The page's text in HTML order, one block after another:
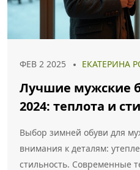
ФЕВ 2 2025 ЕКАТЕРИНА
Лучшие мужские
2024: теплота и
Выбор зимней обуви для
внимания к деталям:
стильность. Современные